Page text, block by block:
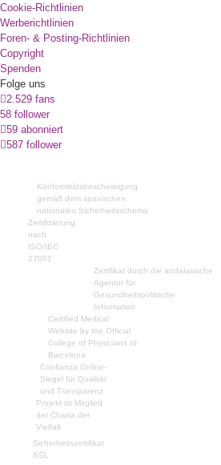
Cookie-Richtlinien
Werberichtlinien
Foren- & Posting-Richtlinien
Copyright
Spenden
Folge uns
2.529 fans
58 follower
59 abonniert
587 follower
Konformitätsbescheinigung
gemäß dem spanischen
nationalen Sicherheitsschema
Zertifizierung
nach
ISO/IEC
27001
Zertifikat durch die andalusische
Agentur für
Gesundheitspolitische
Information
Certified Medical
Website by the Official
College of Physicians of
Barcelona
Confianza Online-
Siegel für Qualität
und Transparenz
Projekt ist Mitglied
der Charta der
Vielfalt
Sicherheitszertifikat
SSL